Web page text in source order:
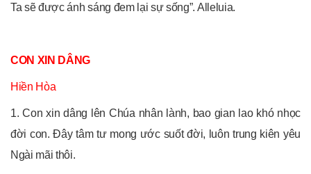
Ta sẽ được ánh sáng đem lại sự sống”. Alleluia.
CON XIN DÂNG
Hiền Hòa
1. Con xin dâng lên Chúa nhân lành, bao gian lao khó nhọc
đời con. Đây tâm tư mong ước suốt đời, luôn trung kiên yêu
Ngài mãi thôi.